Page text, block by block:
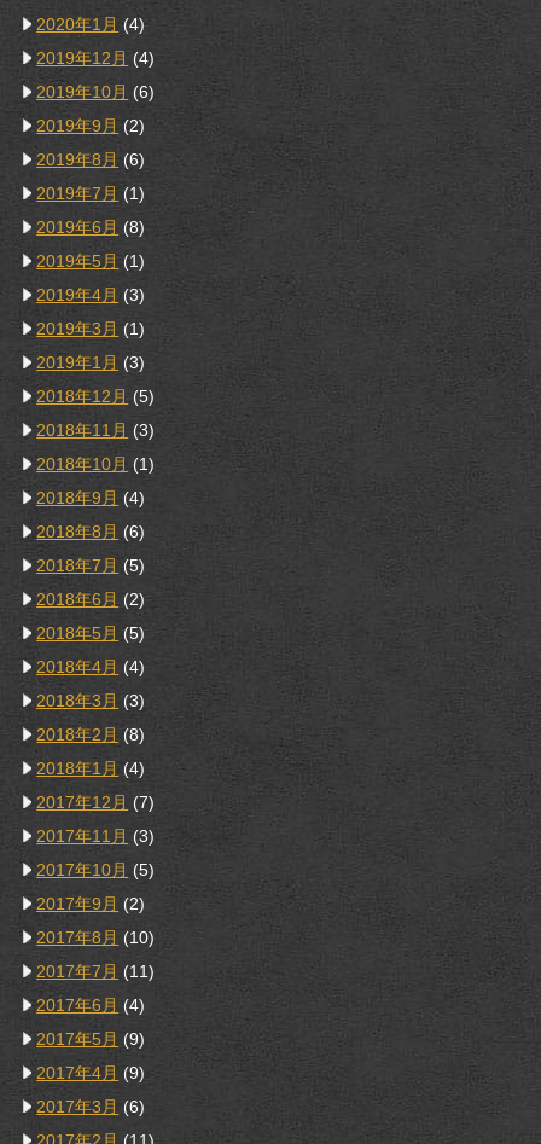
2020年1月 (4)
2019年12月 (4)
2019年10月 (6)
2019年9月 (2)
2019年8月 (6)
2019年7月 (1)
2019年6月 (8)
2019年5月 (1)
2019年4月 (3)
2019年3月 (1)
2019年1月 (3)
2018年12月 (5)
2018年11月 (3)
2018年10月 (1)
2018年9月 (4)
2018年8月 (6)
2018年7月 (5)
2018年6月 (2)
2018年5月 (5)
2018年4月 (4)
2018年3月 (3)
2018年2月 (8)
2018年1月 (4)
2017年12月 (7)
2017年11月 (3)
2017年10月 (5)
2017年9月 (2)
2017年8月 (10)
2017年7月 (11)
2017年6月 (4)
2017年5月 (9)
2017年4月 (9)
2017年3月 (6)